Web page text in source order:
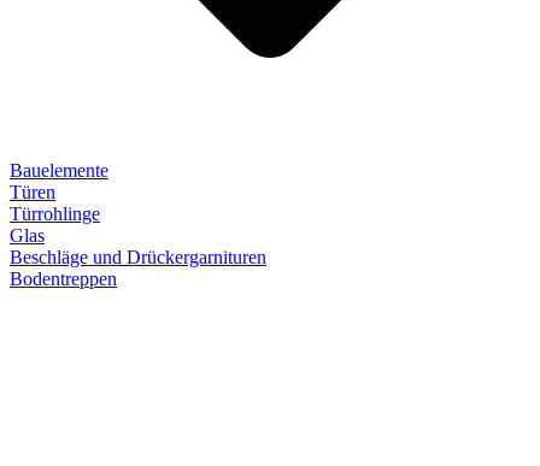
Bauelemente
Türen
Türrohlinge
Glas
Beschläge und Drückergarnituren
Bodentreppen